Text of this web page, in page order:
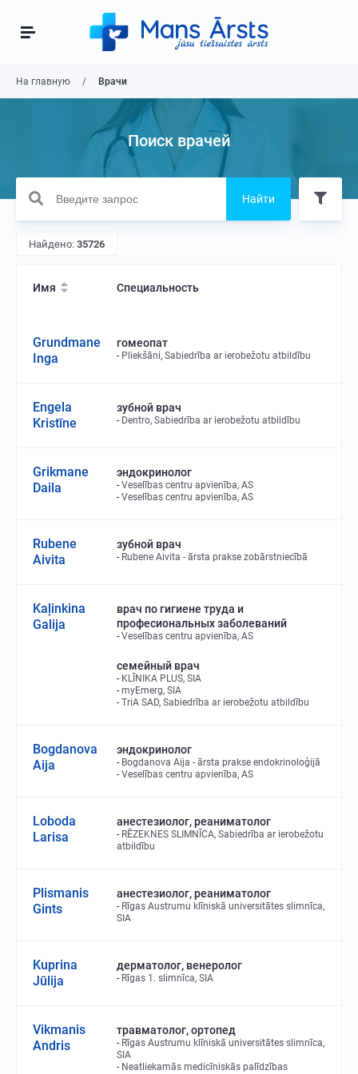
На главную Врачи
Поиск врачей
Найти
Найдено: 35726
Имя Специальность
Grundmane
Inga
гомеопат
Pliekšāni, Sabiedrība ar ierobežotu atbildību
Engela
Kristīne
зубной врач
Dentro, Sabiedrība ar ierobežotu atbildību
Grikmane
Daila
эндокринолог
Veselības centru apvienība, AS
Veselības centru apvienība, AS
Rubene
Aivita
зубной врач
Rubene Aivita - ārsta prakse zobārstniecībā
Kaļinkina
Galija
врач по гигиене труда и
професиональных заболеваний
Veselības centru apvienība, AS
семейный врач
KLĪNIKA PLUS, SIA
myEmerg, SIA
TriA SAD, Sabiedrība ar ierobežotu atbildību
Bogdanova
Aija
эндокринолог
Bogdanova Aija - ārsta prakse endokrinoloģijā
Veselības centru apvienība, AS
Loboda
Larisa
анестезиолог, реаниматолог
RĒZEKNES SLIMNĪCA, Sabiedrība ar ierobežotu
atbildību
Plismanis
Gints
анестезиолог, реаниматолог
Rīgas Austrumu klīniskā universitātes slimnīca,
SIA
Kuprina
Jūlija
дерматолог, венеролог
Rīgas 1. slimnīca, SIA
Vikmanis
Andris
травматолог, ортопед
Rīgas Austrumu klīniskā universitātes slimnīca,
SIA
Neatliekamās medicīniskās palīdzības